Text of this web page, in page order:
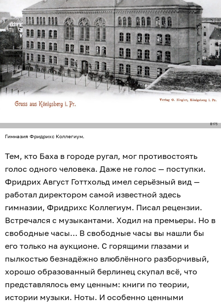
Гимназия Фридрихс Коллегиум.
Тем, кто Баха в городе ругал, мог противостоять
голос одного человека. Даже не голос — поступки.
Фридрих Август Готтхольд имел серьёзный вид —
работал директором самой известной здесь
гимназии, Фридрихс Коллегиум. Писал рецензии.
Встречался с музыкантами. Ходил на премьеры. Но в
свободные часы… В свободные часы вы нашли бы
его только на аукционе. С горящими глазами и
пылкостью безнадёжно влюблённого разборчивый,
хорошо образованный берлинец скупал всё, что
представлялось ему ценным: книги по теории,
истории музыки. Ноты. И особенно ценными